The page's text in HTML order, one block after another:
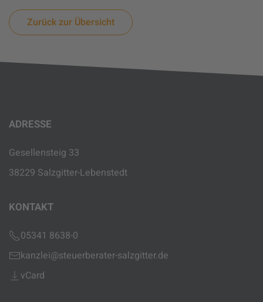
Zurück zur Übersicht
ADRESSE
Gesellensteig 33
38229 Salzgitter-Lebenstedt
KONTAKT
05341 8638-0
kanzlei@steuerberater-salzgitter.de
vCard